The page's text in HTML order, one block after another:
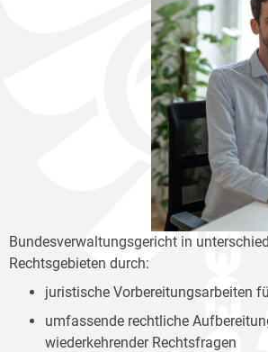
Bundesverwaltungsgericht in
Rechtsgebieten durch:
juristische Vorbereitungsarbeiten
umfassende rechtliche
wiederkehrender Rechtsfragen